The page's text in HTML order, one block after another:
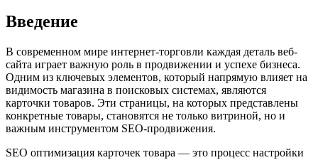
Введение
В современном мире интернет-торговли каждая деталь веб-
сайта играет важную роль в продвижении и успехе бизнеса.
Одним из ключевых элементов, который напрямую влияет на
видимость магазина в поисковых системах, являются
карточки товаров. Эти страницы, на которых представлены
конкретные товары, становятся не только витриной, но и
важным инструментом SEO-продвижения.
SEO оптимизация карточек товара — это процесс настройки